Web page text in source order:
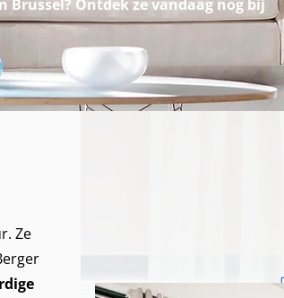
Ontdek ze vandaag nog bij
Ze